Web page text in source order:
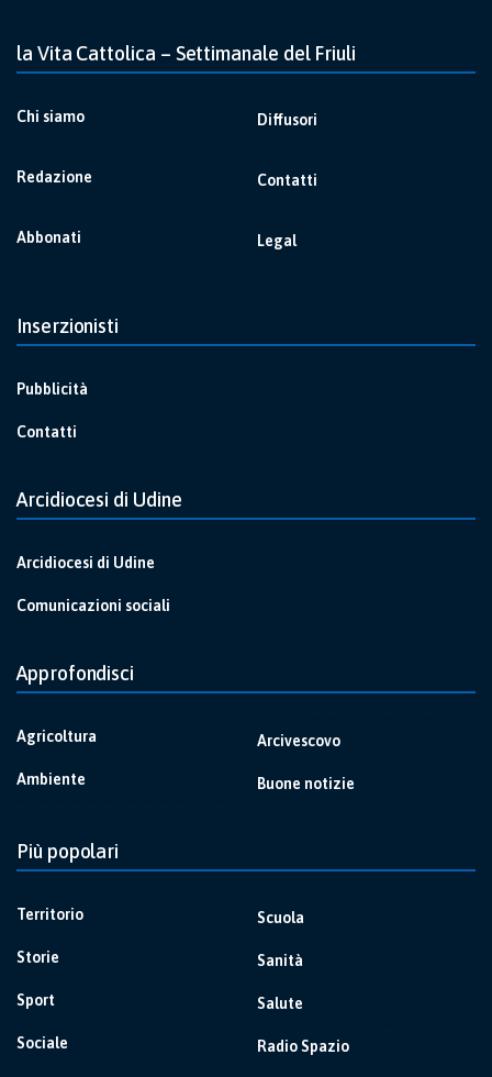
la Vita Cattolica – Settimanale del Friuli
Chi siamo
Redazione
Abbonati
Diffusori
Contatti
Legal
Inserzionisti
Pubblicità
Contatti
Arcidiocesi di Udine
Arcidiocesi di Udine
Comunicazioni sociali
Approfondisci
Agricoltura
Ambiente
Arcivescovo
Buone notizie
Più popolari
Territorio
Storie
Sport
Sociale
Scuola
Sanità
Salute
Radio Spazio